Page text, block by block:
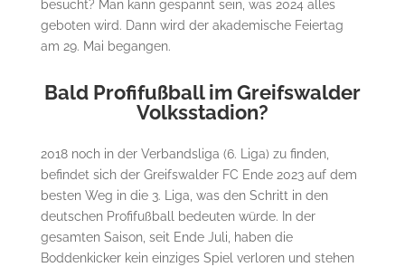
besucht? Man kann gespannt sein, was 2024 alles
geboten wird. Dann wird der akademische Feiertag
am 29. Mai begangen.
Bald Profifußball im Greifswalder
Volksstadion?
2018 noch in der Verbandsliga (6. Liga) zu finden,
befindet sich der Greifswalder FC Ende 2023 auf dem
besten Weg in die 3. Liga, was den Schritt in den
deutschen Profifußball bedeuten würde. In der
gesamten Saison, seit Ende Juli, haben die
Boddenkicker kein einziges Spiel verloren und stehen